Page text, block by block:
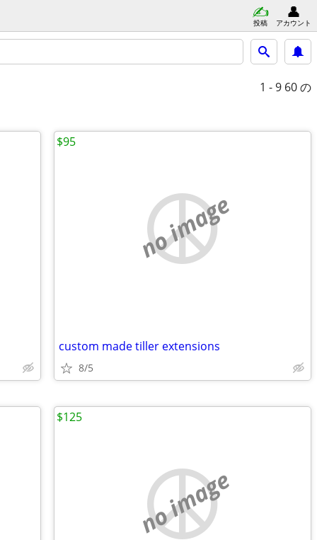
投稿 アカウント
1 - 9 60 の
no image
custom made tiller extensions
8/5
$95
no image
$125